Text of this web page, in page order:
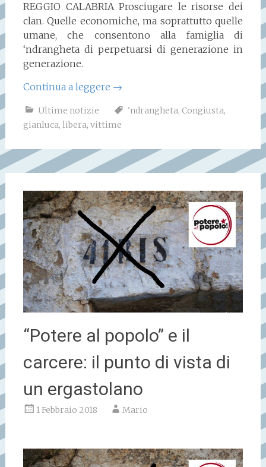
REGGIO CALABRIA Prosciugare le risorse dei
clan. Quelle economiche, ma soprattutto quelle
umane, che consentono alla famiglia di
‘ndrangheta di perpetuarsi di generazione in
generazione.
Continua a leggere →
Ultime notizie 'ndrangheta, Congiusta,
gianluca, libera, vittime
“Potere al popolo” e il
carcere: il punto di vista di
un ergastolano
1 Febbraio 2018 Mario